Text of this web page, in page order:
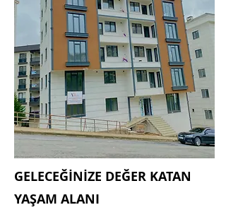
GELECEĞİNİZE DEĞER KATAN
YAŞAM ALANI